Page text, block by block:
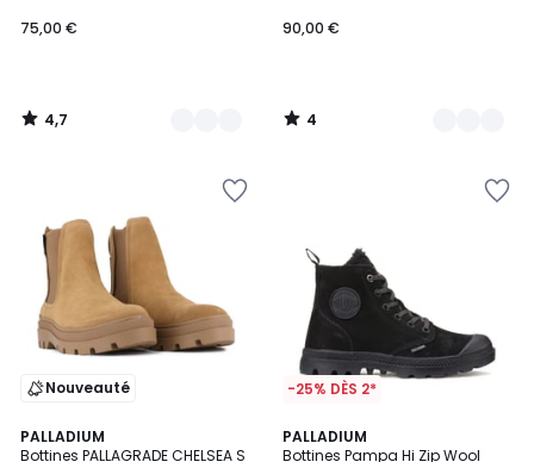
€.
75,00 €
4,7
/
90,00 €
4
/
Nouveauté
PALLADIUM
Bottines PALLAGRADE CHELSEA S
5
/
-25% DÈS 2*
PALLADIUM
Bottines Pampa Hi Zip Wool
4,6
/ 5